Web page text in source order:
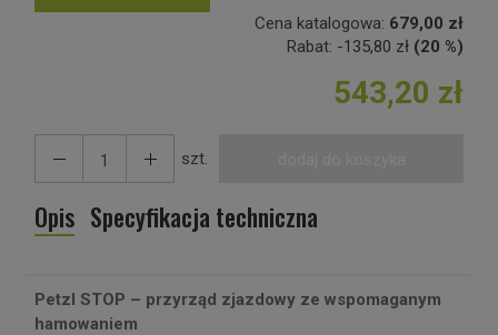
Cena katalogowa: 679,00 zł
Rabat: -135,80 zł (20 %)
543,20 zł
szt.
Opis Specyfikacja techniczna
Petzl STOP – przyrząd zjazdowy ze wspomaganym
hamowaniem